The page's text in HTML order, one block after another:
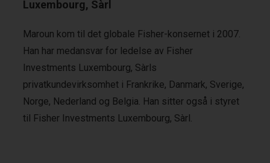
Luxembourg, Sàrl
Maroun kom til det globale Fisher-konsernet i 2007.
Han har medansvar for ledelse av Fisher
Investments Luxembourg, Sàrls
privatkundevirksomhet i Frankrike, Danmark, Sverige,
Norge, Nederland og Belgia. Han sitter også i styret
til Fisher Investments Luxembourg, Sàrl.